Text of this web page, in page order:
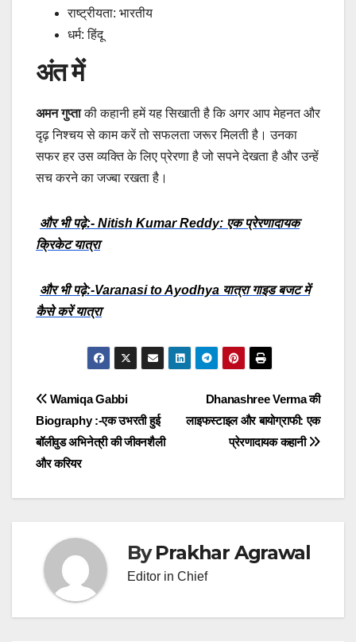
राष्ट्रीयता: भारतीय
धर्म: हिंदू
अंत में
अमन गुप्ताकी कहानी हमें यह सिखाती है कि अगर आप मेहनत और
दृढ़ निश्चय से काम करें तो सफलता जरूर मिलती है। उनका
सफर हर उस व्यक्ति के लिए प्रेरणा है जो सपने देखता है और उन्हें
सच करने का जज्बा रखता है।
और भी पढ़े:- Nitish Kumar Reddy: एक प्रेरणादायक
क्रिकेट यात्रा
और भी पढ़े:-Varanasi to Ayodhya यात्रा गाइड बजट में
कैसे करें यात्रा
Post
navigation
Dhanashree Verma की
लाइफस्टाइल और बायोग्राफी: एक
प्रेरणादायक कहानी
Wamiqa Gabbi
Biography :-एक उभरती हुई
बॉलीवुड अभिनेत्री की जीवनशैली
और करियर
ByPrakhar Agrawal
Editor in Chief